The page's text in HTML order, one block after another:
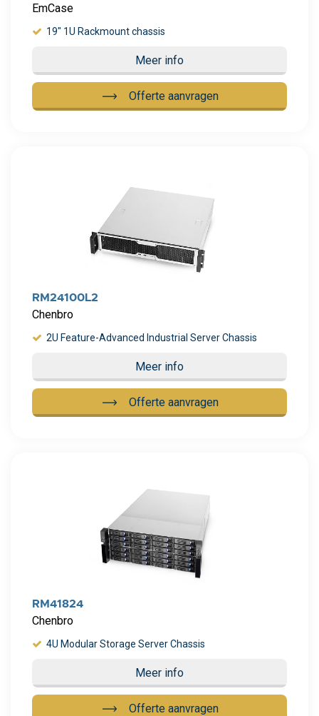
EmCase
19" 1U Rackmount chassis
Meer info
Offerte aanvragen
RM24100L2
Chenbro
2U Feature-Advanced Industrial Server Chassis
Meer info
Offerte aanvragen
RM41824
Chenbro
4U Modular Storage Server Chassis
Meer info
Offerte aanvragen